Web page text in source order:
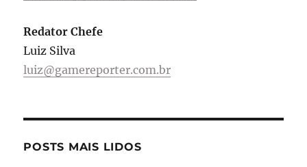
Redator Chefe
Luiz Silva
luiz@gamereporter.com.br
POSTS MAIS LIDOS